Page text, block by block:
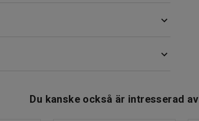
Du kanske också är intresserad av